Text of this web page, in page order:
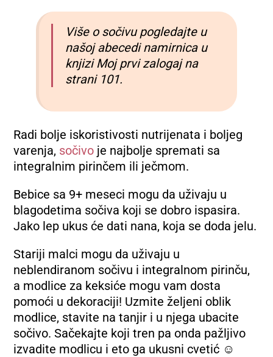
Više o sočivu pogledajte u
našoj abecedi namirnica u
knjizi Moj prvi zalogaj na
strani 101.
Radi bolje iskoristivosti nutrijenata i boljeg
varenja, sočivo je najbolje spremati sa
integralnim pirinčem ili ječmom.
Bebice sa 9+ meseci mogu da uživaju u
blagodetima sočiva koji se dobro ispasira.
Jako lep ukus će dati nana, koja se doda jelu.
Stariji malci mogu da uživaju u
neblendiranom sočivu i integralnom pirinču,
a modlice za keksiće mogu vam dosta
pomoći u dekoraciji! Uzmite željeni oblik
modlice, stavite na tanjir i u njega ubacite
sočivo. Sačekajte koji tren pa onda pažljivo
izvadite modlicu i eto ga ukusni cvetić ☺